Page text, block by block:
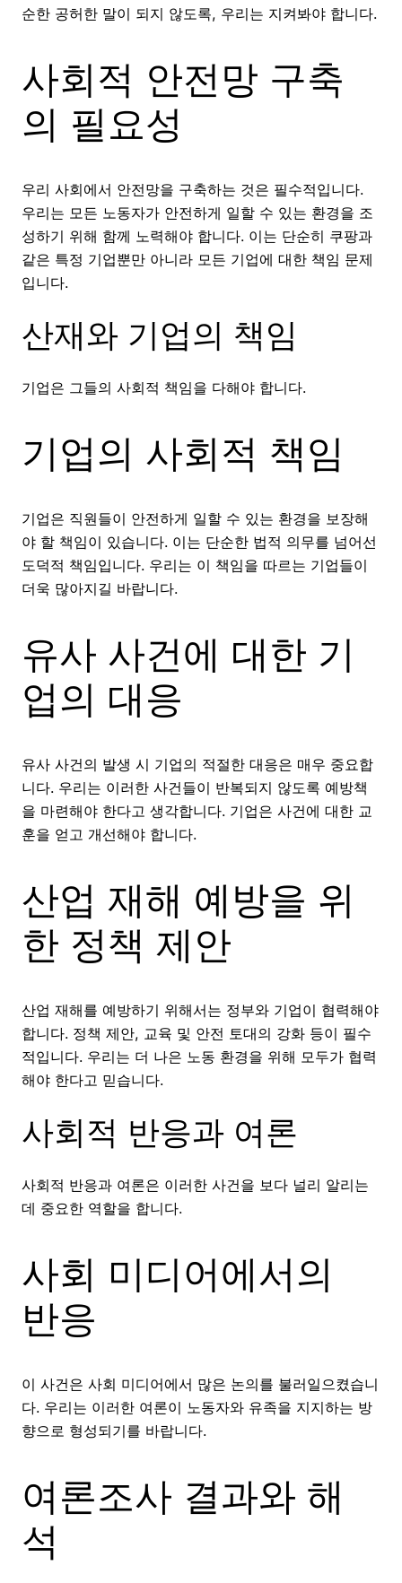
순한 공허한 말이 되지 않도록, 우리는 지켜봐야 합니다.
사회적 안전망 구축
의 필요성
우리 사회에서 안전망을 구축하는 것은 필수적입니다.
우리는 모든 노동자가 안전하게 일할 수 있는 환경을 조
성하기 위해 함께 노력해야 합니다. 이는 단순히 쿠팡과
같은 특정 기업뿐만 아니라 모든 기업에 대한 책임 문제
입니다.
산재와 기업의 책임
기업은 그들의 사회적 책임을 다해야 합니다.
기업의 사회적 책임
기업은 직원들이 안전하게 일할 수 있는 환경을 보장해
야 할 책임이 있습니다. 이는 단순한 법적 의무를 넘어선
도덕적 책임입니다. 우리는 이 책임을 따르는 기업들이
더욱 많아지길 바랍니다.
유사 사건에 대한 기
업의 대응
유사 사건의 발생 시 기업의 적절한 대응은 매우 중요합
니다. 우리는 이러한 사건들이 반복되지 않도록 예방책
을 마련해야 한다고 생각합니다. 기업은 사건에 대한 교
훈을 얻고 개선해야 합니다.
산업 재해 예방을 위
한 정책 제안
산업 재해를 예방하기 위해서는 정부와 기업이 협력해야
합니다. 정책 제안, 교육 및 안전 토대의 강화 등이 필수
적입니다. 우리는 더 나은 노동 환경을 위해 모두가 협력
해야 한다고 믿습니다.
사회적 반응과 여론
사회적 반응과 여론은 이러한 사건을 보다 널리 알리는
데 중요한 역할을 합니다.
사회 미디어에서의
반응
이 사건은 사회 미디어에서 많은 논의를 불러일으켰습니
다. 우리는 이러한 여론이 노동자와 유족을 지지하는 방
향으로 형성되기를 바랍니다.
여론조사 결과와 해
석